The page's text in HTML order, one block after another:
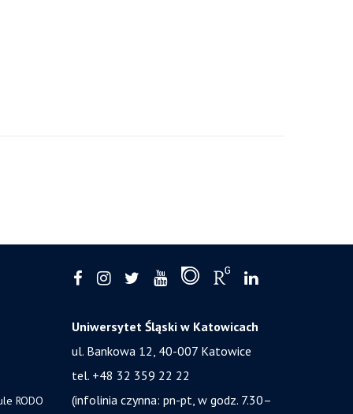
RODO
Uniwersytet Śląski w Katowicach
ul. Bankowa 12, 40-007 Katowice
tel. +48 32 359 22 22
(infolinia czynna: pn-pt, w godz. 7.30–